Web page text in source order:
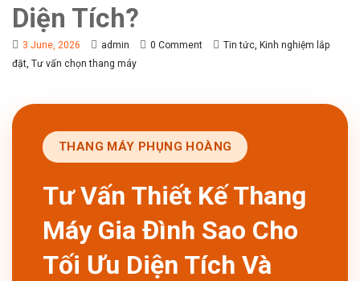
Diện Tích?
3 June, 2026 admin 0 Comment Tin tức Kinh nghiệm lắp
đặt Tư vấn chọn thang máy
THANG MÁY PHỤNG HOÀNG
Tư Vấn Thiết Kế Thang
Máy Gia Đình Sao Cho
Tối Ưu Diện Tích Và